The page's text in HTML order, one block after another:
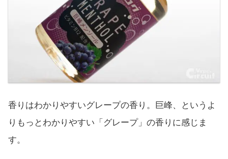
香りはわかりやすいグレープの香り。巨峰、というよ
りもっとわかりやすい「グレープ」の香りに感じま
す。